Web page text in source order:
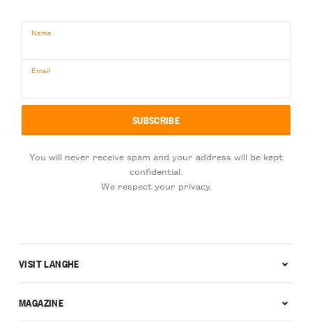
Name
Email
You will never receive spam and your address will be kept
confidential.
We respect your privacy.
VISIT LANGHE
MAGAZINE